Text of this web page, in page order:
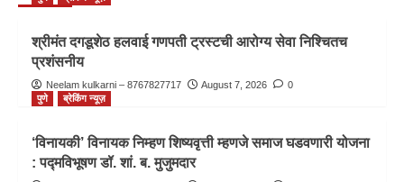
श्रीमंत दगडूशेठ हलवाई गणपती ट्रस्टची आरोग्य सेवा निश्चितच
प्रशंसनीय
Neelam kulkarni – 8767827717 August 7, 2026
0
पुणे
ब्रेकिंग न्यूज़
‘विनायकी’ विनायक निम्हण शिष्यवृत्ती म्हणजे समाज घडवणारी योजना
: पद्मविभूषण डॉ. शां. ब. मुजुमदार